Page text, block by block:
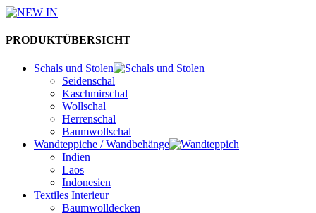
PRODUKTÜBERSICHT
Schals und Stolen
Seidenschal
Kaschmirschal
Wollschal
Herrenschal
Baumwollschal
Wandteppiche / Wandbehänge
Indien
Laos
Indonesien
Textiles Interieur
Baumwolldecken